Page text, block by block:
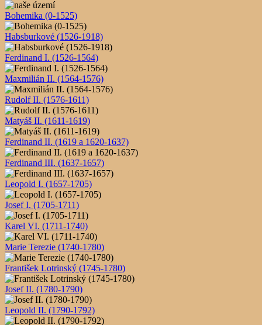
Bohemika (0-1525)
Habsburkové (1526-1918)
Ferdinand I. (1526-1564)
Maxmilián II. (1564-1576)
Rudolf II. (1576-1611)
Matyáš II. (1611-1619)
Ferdinand II. (1619 a 1620-1637)
Ferdinand III. (1637-1657)
Leopold I. (1657-1705)
Josef I. (1705-1711)
Karel VI. (1711-1740)
Marie Terezie (1740-1780)
František Lotrinský (1745-1780)
Josef II. (1780-1790)
Leopold II. (1790-1792)